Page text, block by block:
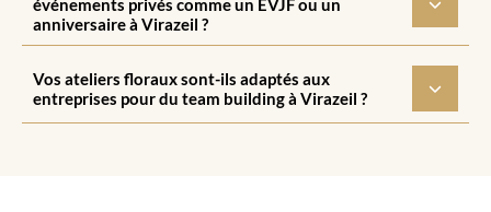
événements privés comme un EVJF ou un
anniversaire à Virazeil ?
Vos ateliers floraux sont-ils adaptés aux
entreprises pour du team building à Virazeil ?